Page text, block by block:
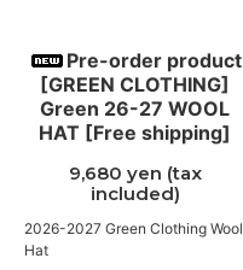
Pre-order product
[GREEN CLOTHING]
Green 26-27 WOOL
HAT [Free shipping]
9,680 yen (tax
included)
2026-2027 Green Clothing Wool
Hat